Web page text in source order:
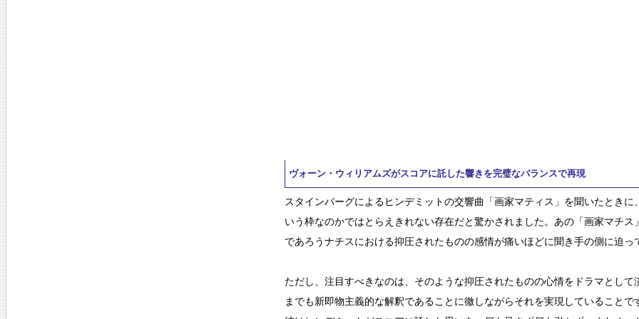
ヴォーン・ウィリアムズがスコアに託した響きを完璧なバランスで再現
スタインバーグによるヒンデミットの交響曲「画家マティス」を聞いたとき
いう枠なのかではとらえきれない存在だと驚かされました。あの「画家マチ
であろうナチスにおける抑圧されたものの感情が痛いほどに聞き手の側に迫っ
ただし、注目すべきなのは、そのような抑圧されたものの心情をドラマとし
までも新即物主義的な解釈であることに徹しながらそれを実現していることで